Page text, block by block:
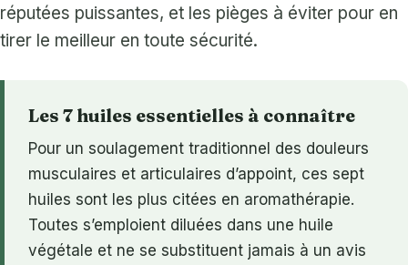
réputées puissantes, et les pièges à éviter pour en
tirer le meilleur en toute sécurité.
Les 7 huiles essentielles à connaître
Pour un soulagement traditionnel des douleurs
musculaires et articulaires d’appoint, ces sept
huiles sont les plus citées en aromathérapie.
Toutes s’emploient diluées dans une huile
végétale et ne se substituent jamais à un avis